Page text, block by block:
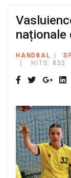
naționale
HANDBAL
HITS: 855